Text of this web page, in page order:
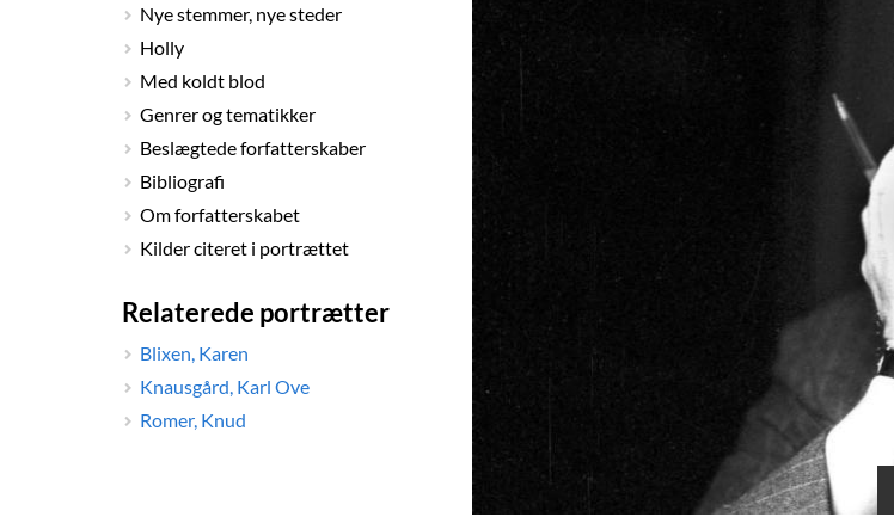
Nye stemmer, nye steder
Holly
Med koldt blod
Genrer og tematikker
Beslægtede forfatterskaber
Bibliografi
Om forfatterskabet
Kilder citeret i portrættet
Relaterede portrætter
Blixen, Karen
Knausgård, Karl Ove
Romer, Knud